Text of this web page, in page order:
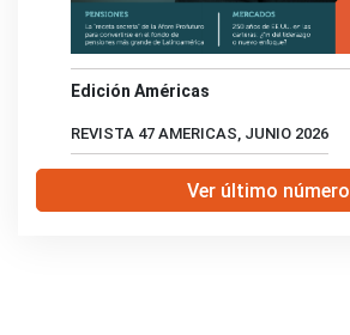
Edición Américas
REVISTA 47 AMERICAS, JUNIO 2026
Ver último número